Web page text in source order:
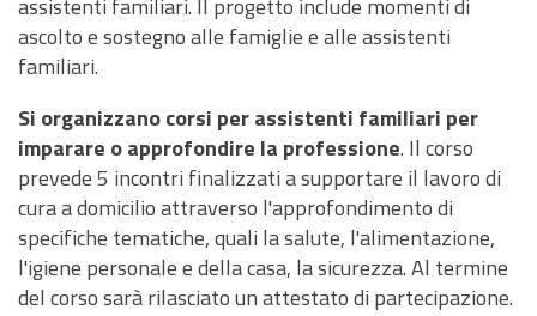
assistenti familiari. Il progetto include momenti di
ascolto e sostegno alle famiglie e alle assistenti
familiari.
Si organizzano corsi per assistenti familiari per
imparare o approfondire la professione. Il corso
prevede 5 incontri finalizzati a supportare il lavoro di
cura a domicilio attraverso l'approfondimento di
specifiche tematiche, quali la salute, l'alimentazione,
l'igiene personale e della casa, la sicurezza. Al termine
del corso sarà rilasciato un attestato di partecipazione.